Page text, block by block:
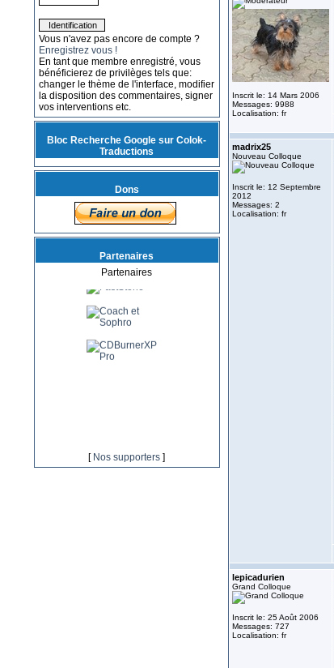
Vous n'avez pas encore de compte ?
Enregistrez vous !
En tant que membre enregistré, vous
bénéficierez de privilèges tels que:
changer le thème de l'interface, modifier
la disposition des commentaires, signer
vos interventions etc.
Bloc Recherche Google sur Colok-
Traductions
Dons
Partenaires
Partenaires
[ Nos supporters ]
Inscrit le: 14 Mars 2006
Messages: 9988
Localisation: fr
madrix25
Nouveau Colloque
Inscrit le: 12 Septembre
2012
Messages: 2
Localisation: fr
lepicadurien
Grand Colloque
Inscrit le: 25 Août 2006
Messages: 727
Localisation: fr